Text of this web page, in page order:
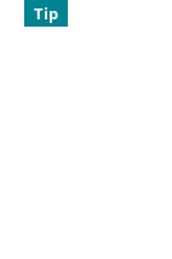
Tip